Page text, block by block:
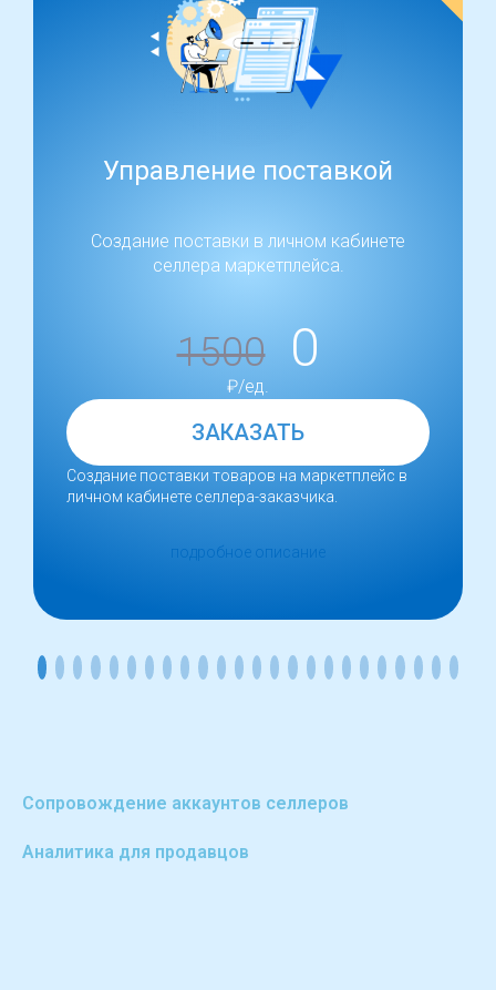
Управление поставкой
Создание поставки в личном кабинете
селлера маркетплейса.
1500 0
₽/ед.
ЗАКАЗАТЬ
Создание поставки товаров на маркетплейс в
личном кабинете селлера-заказчика.
подробное описание
Сопровождение аккаунтов селлеров
Аналитика для продавцов